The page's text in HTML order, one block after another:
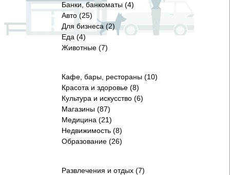
Банки, банкоматы (4)
Авто (25)
Для бизнеса (2)
Еда (4)
Животные (7)
Кафе, бары, рестораны (10)
Красота и здоровье (8)
Культура и искусство (6)
Магазины (87)
Медицина (21)
Недвижимость (8)
Образование (26)
Развлечения и отдых (7)